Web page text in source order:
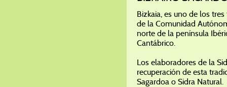
Bizkaia, es uno de los
de la Comunidad
norte de la península
Cantábrico.
Los elaboradores de la
recuperación de esta
Sagardoa o Sidra Natural.